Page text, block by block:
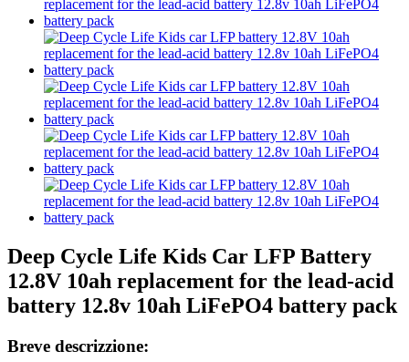
Deep Cycle Life Kids Car LFP Battery
12.8V 10ah replacement for the lead-acid
battery 12.8v 10ah LiFePO4 battery pack
Breve descrizzione: